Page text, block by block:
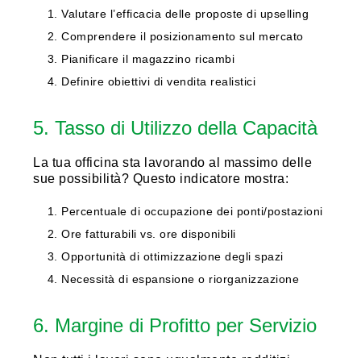
Valutare l’efficacia delle proposte di upselling
Comprendere il posizionamento sul mercato
Pianificare il magazzino ricambi
Definire obiettivi di vendita realistici
5. Tasso di Utilizzo della Capacità
La tua officina sta lavorando al massimo delle
sue possibilità? Questo indicatore mostra:
Percentuale di occupazione dei ponti/postazioni
Ore fatturabili vs. ore disponibili
Opportunità di ottimizzazione degli spazi
Necessità di espansione o riorganizzazione
6. Margine di Profitto per Servizio